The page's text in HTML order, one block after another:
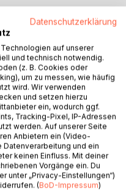
Er ist eng
Schwitzhütten, der
sowie dem
Daher ist die
für alle, die
interessieren,
von der
die Epoche des
Datenschutzerklärung
auf unserer
und technisch notwendig.
(z. B. Cookies oder
um zu messen, wie häufig
wird. Wir verwenden
und setzen hierzu
ein, wodurch ggf.
Tracking-Pixel, IP-Adressen
werden. Auf unserer Seite
Anbietern ein (Video-
und ein
keinen Einfluss. Mit deiner
Vorgänge ein. Du
unter „Privacy-Einstellungen“)
(BoD-Impressum)